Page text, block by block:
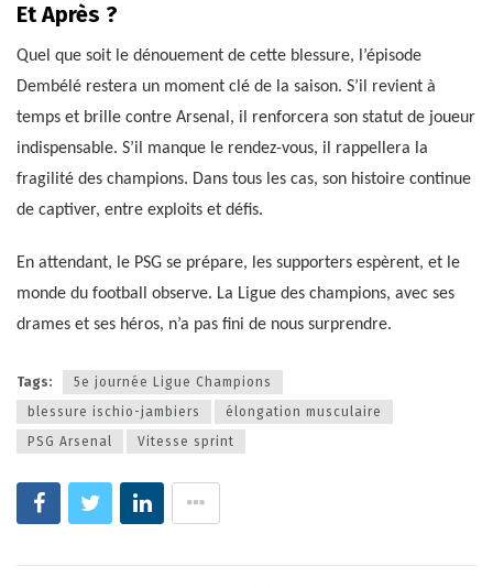
Et Après ?
Quel que soit le dénouement de cette blessure, l’épisode
Dembélé restera un moment clé de la saison. S’il revient à
temps et brille contre Arsenal, il renforcera son statut de joueur
indispensable. S’il manque le rendez-vous, il rappellera la
fragilité des champions. Dans tous les cas, son histoire continue
de captiver, entre exploits et défis.
En attendant, le PSG se prépare, les supporters espèrent, et le
monde du football observe. La Ligue des champions, avec ses
drames et ses héros, n’a pas fini de nous surprendre.
Tags:
5e journée Ligue Champions
blessure ischio-jambiers
élongation musculaire
PSG Arsenal
Vitesse sprint